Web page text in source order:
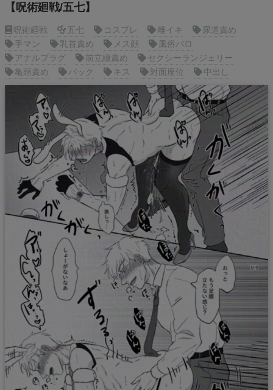
【呪術廻戦/五七】
呪術廻戦 五七 コスプレ 雌イキ
尿道責め
手マン
乳首責め メス顔
風俗パロ
アナルプラグ
前立線責め
セクシーランジェリー
亀頭責め
バック キス 対面座位 中出し